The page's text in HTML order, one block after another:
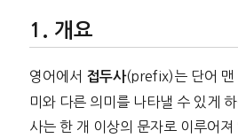
개요
영어에서 접두사(prefix)는 단어 맨
미와 다른 의미를 나타낼 수 있게
사는 한 개 이상의 문자로 이루어져